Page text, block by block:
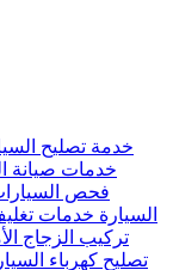
خدمة تصليح
خدمات صيانة
فحص
السيارة خدمات
تركيب الزجاج
تصليح كهرباء